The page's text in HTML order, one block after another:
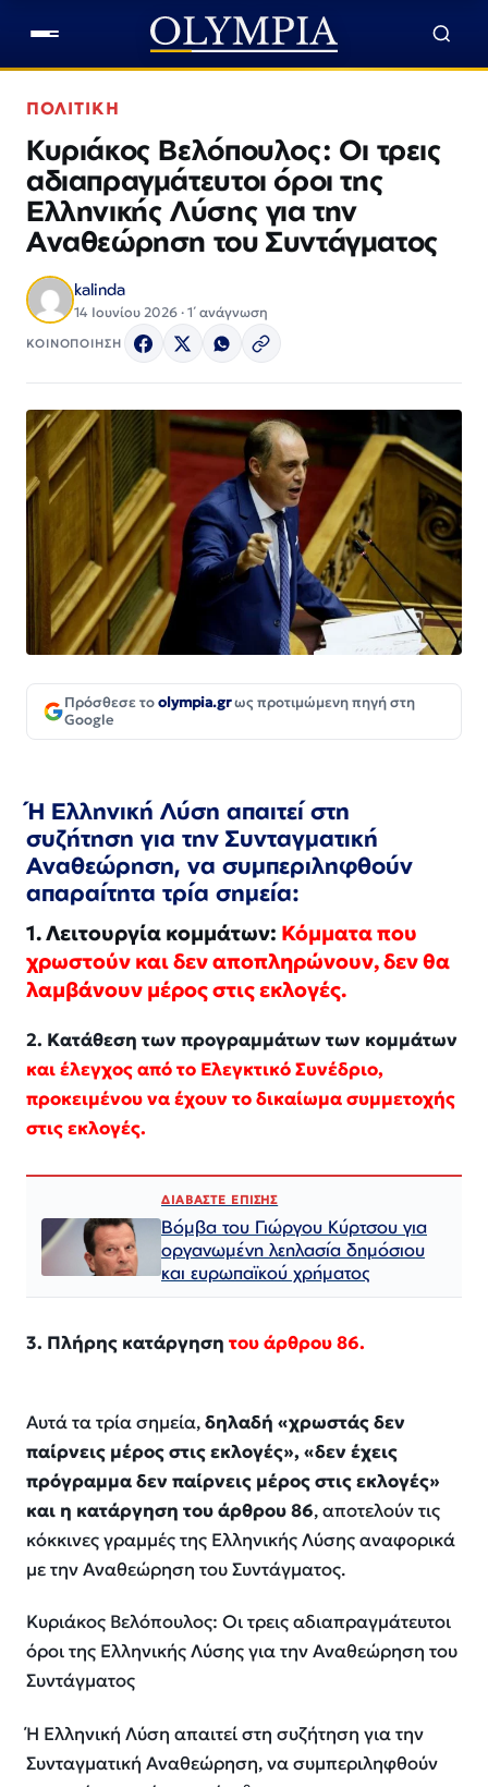
ΠΟΛΙΤΙΚΗ
Κυριάκος Βελόπουλος: Οι τρεις
αδιαπραγμάτευτοι όροι της
Ελληνικής Λύσης για την
Αναθεώρηση του Συντάγματος
kalinda
14 Ιουνίου 2026 · 1΄ ανάγνωση
ΚΟΙΝΟΠΟΙΗΣΗ
Πρόσθεσε τοolympia.grως προτιμώμενη πηγή στη
Google
Ή Ελληνική Λύση απαιτεί στη
συζήτηση για την Συνταγματική
Αναθεώρηση, να συμπεριληφθούν
απαραίτητα τρία σημεία:
1. Λειτουργία κομμάτων: Κόμματα που
χρωστούν και δεν αποπληρώνουν, δεν θα
λαμβάνουν μέρος στις εκλογές.
2. Κατάθεση των προγραμμάτων των κομμάτων
και έλεγχος από το Ελεγκτικό Συνέδριο,
προκειμένου να έχουν το δικαίωμα συμμετοχής
στις εκλογές.
ΔΙΑΒΑΣΤΕ ΕΠΙΣΗΣ
Βόμβα του Γιώργου Κύρτσου για
οργανωμένη λεηλασία δημόσιου
και ευρωπαϊκού χρήματος
3. Πλήρης κατάργηση του άρθρου 86.
Αυτά τα τρία σημεία,δηλαδή «χρωστάς δεν
παίρνεις μέρος στις εκλογές», «δεν έχεις
πρόγραμμα δεν παίρνεις μέρος στις εκλογές»
και η κατάργηση του άρθρου 86, αποτελούν τις
κόκκινες γραμμές της Ελληνικής Λύσης αναφορικά
με την Αναθεώρηση του Συντάγματος.
Κυριάκος Βελόπουλος: Οι τρεις αδιαπραγμάτευτοι
όροι της Ελληνικής Λύσης για την Αναθεώρηση του
Συντάγματος
Ή Ελληνική Λύση απαιτεί στη συζήτηση για την
Συνταγματική Αναθεώρηση, να συμπεριληφθούν